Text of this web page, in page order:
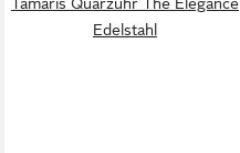
Edelstahl